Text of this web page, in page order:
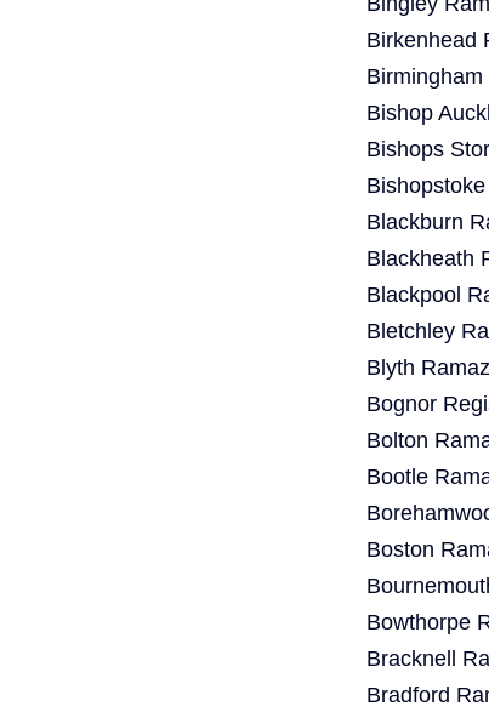
Birkenhead
Birmingham
Bishop
Bishops
Blackburn
Blackheath
Blackpool
Bletchley
Blyth
Bognor
Bolton
Bootle
Boston
Bowthorpe
Bracknell
Bradford